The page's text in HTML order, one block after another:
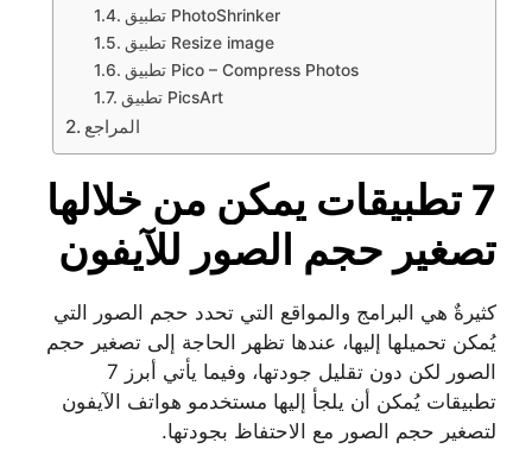
تطبيق PhotoShrinker
تطبيق Resize image
تطبيق Pico – Compress Photos
تطبيق PicsArt
المراجع
7 تطبيقات يمكن من خلالها
تصغير حجم الصور للآيفون
كثيرةٌ هي البرامج والمواقع التي تحدد حجم الصور التي
يُمكن تحميلها إليها، عندها تظهر الحاجة إلى تصغير حجم
الصور لكن دون تقليل جودتها، وفيما يأتي أبرز 7
تطبيقات يُمكن أن يلجأ إليها مستخدمو هواتف الآيفون
لتصغير حجم الصور مع الاحتفاظ بجودتها.